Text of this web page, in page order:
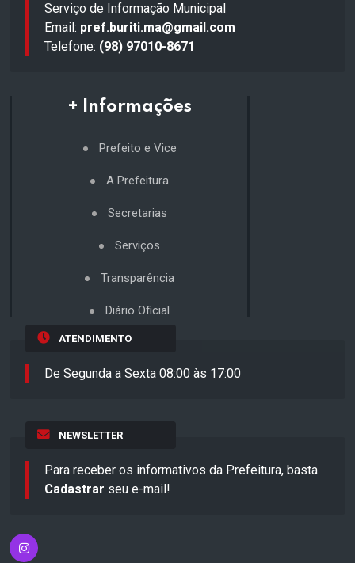
Serviço de Informação Municipal
Email: pref.buriti.ma@gmail.com
Telefone: (98) 97010-8671
+ Informações
Prefeito e Vice
A Prefeitura
Secretarias
Serviços
Transparência
Diário Oficial
ATENDIMENTO
De Segunda a Sexta 08:00 às 17:00
NEWSLETTER
Para receber os informativos da Prefeitura, basta
Cadastrar seu e-mail!